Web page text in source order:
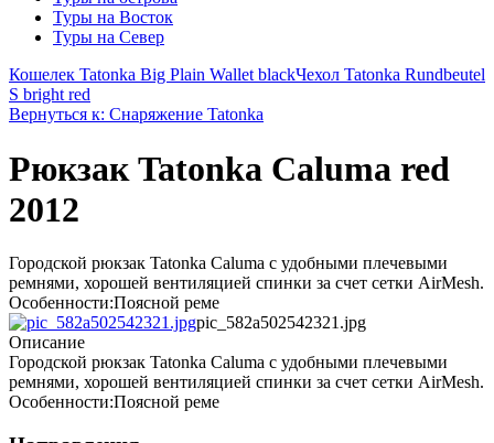
Туры на Восток
Туры на Север
Кошелек Tatonka Big Plain Wallet blackЧехол Tatonka Rundbeutel
S bright red
Вернуться к: Снаряжение Tatonka
Рюкзак Tatonka Caluma red
2012
Городской рюкзак Tatonka Caluma с удобными плечевыми
ремнями, хорошей вентиляцией спинки за счет сетки AirMesh.
Особенности:Поясной реме
pic_582a502542321.jpg
Описание
Городской рюкзак Tatonka Caluma с удобными плечевыми
ремнями, хорошей вентиляцией спинки за счет сетки AirMesh.
Особенности:Поясной реме